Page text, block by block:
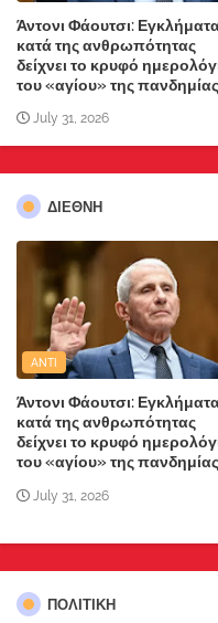
Άντονι Φάουτσι:
κατά της ανθρωπότητας
δείχνει το κρυφό
του «αγίου» της
July 31, 2026
ΔΙΕΘΝΗ
ANTI
Άντονι Φάουτσι:
κατά της ανθρωπότητας
δείχνει το κρυφό
του «αγίου» της
July 31, 2026
ΠΟΛΙΤΙΚΗ